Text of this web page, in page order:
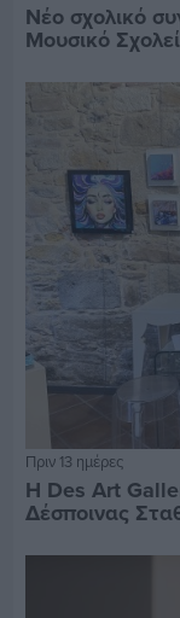
Νέο σχολικό
Μουσικό
Πριν 13 ημέρες
Η Des Art
Δέσποινας